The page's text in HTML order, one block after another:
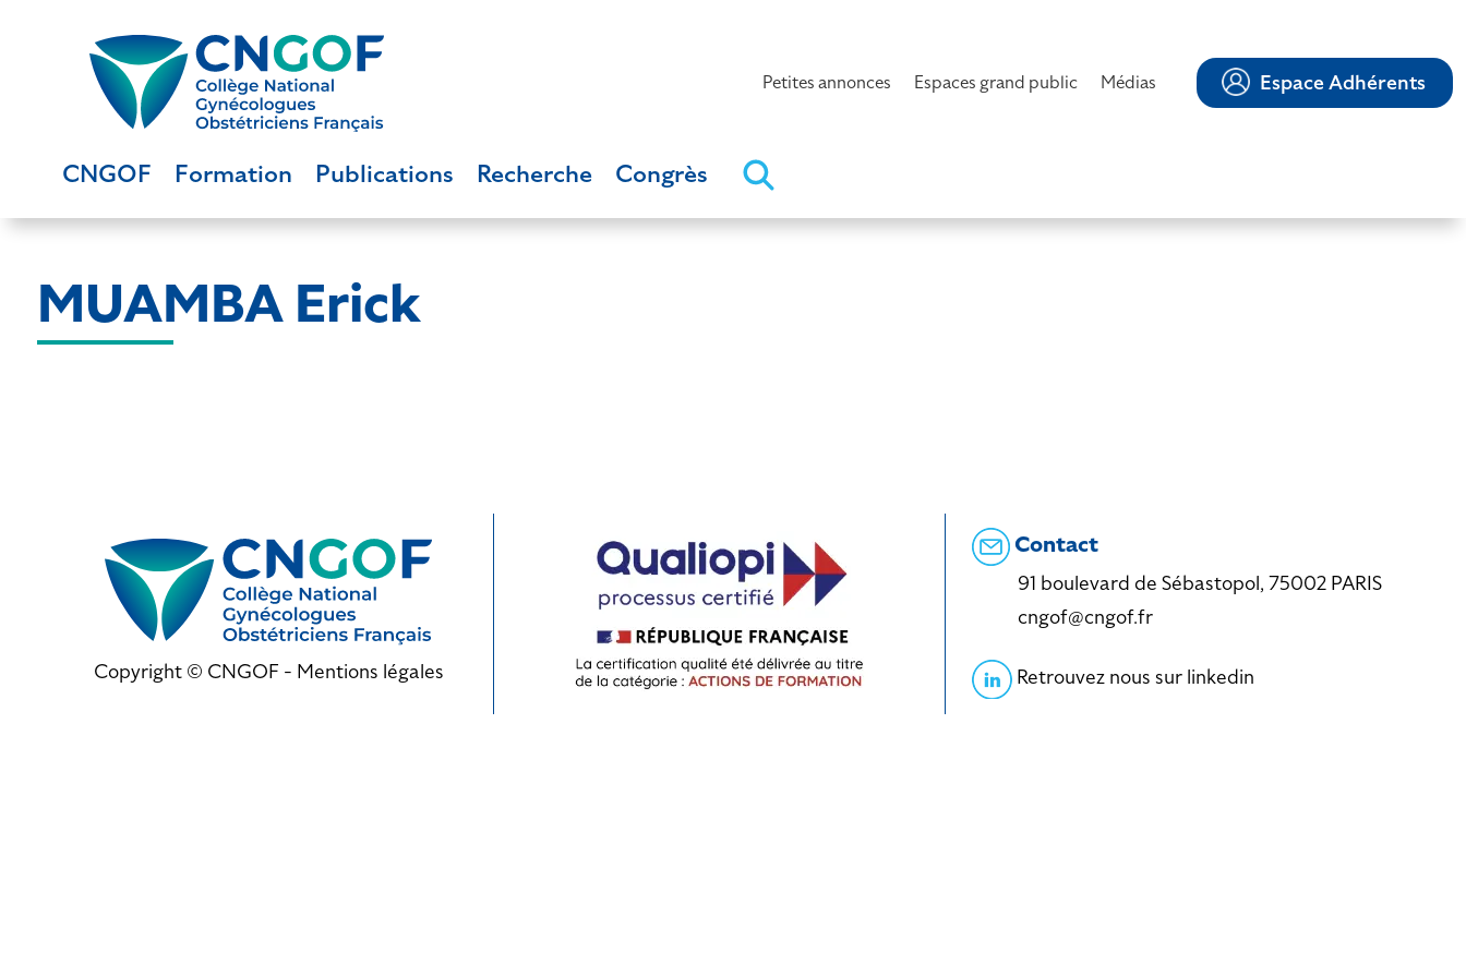
Petites annonces Espaces grand public Médias Espace Adhérents
CNGOF Formation Publications Recherche Congrès
MUAMBA Erick
Copyright © CNGOF - Mentions légales
Contact
91 boulevard de Sébastopol, 75002 PARIS
cngof@cngof.fr
Retrouvez nous sur linkedin